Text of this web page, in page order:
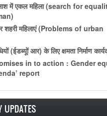
में एकल महिला (search for
शहरी महिलाएं (Problems of urban
(ईडब्यूों आर) के लिए क्षमता निर्माण
in to action : Gender
report
UPDATES